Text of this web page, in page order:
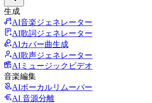
生成
AI音楽ジェネレーター
AI歌詞ジェネレーター
AIカバー曲生成
AI歌声ジェネレーター
AIミュージックビデオ
音楽編集
AIボーカルリムーバー
AI 音源分離